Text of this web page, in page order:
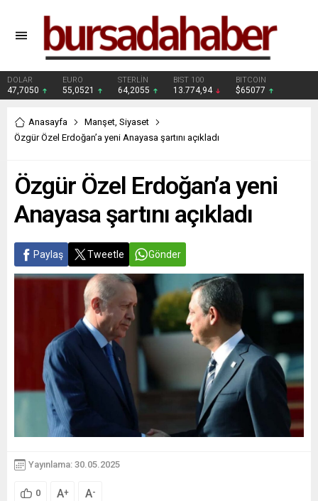
DOLAR
47,7050
EURO
55,0521
STERLİN
64,2055
BIST 100
13.774,94
BITCOIN
$65077
Anasayfa Manşet, Siyaset
Özgür Özel Erdoğan’a yeni Anayasa şartını açıkladı
Özgür Özel Erdoğan’a yeni
Anayasa şartını açıkladı
Paylaş Tweetle Gönder
Yayınlama: 30.05.2025
0 A+ A-